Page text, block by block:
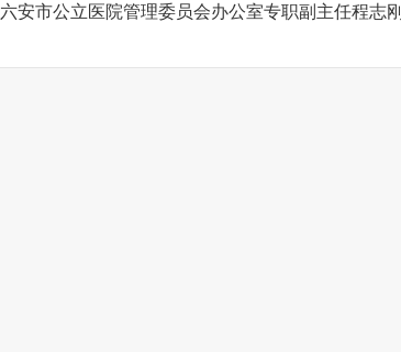
六安市公立医院管理委员会办公室专职副主任程志刚